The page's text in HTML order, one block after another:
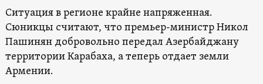
Ситуация в регионе крайне напряженная.
Сюникцы считают, что премьер-министр Никол
Пашинян добровольно передал Азербайджану
территории Карабаха, а теперь отдает земли
Армении.